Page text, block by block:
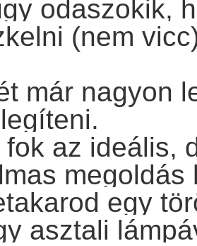
odaszokik,
(nem
már nagyon
fok az ideális,
egy
asztali